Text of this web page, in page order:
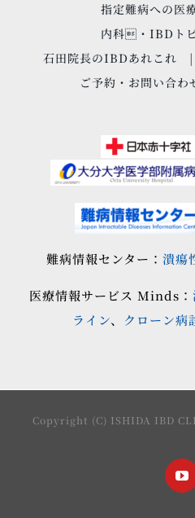
指定難病への医
内科・IBDト
石田院長のIBDあれこれ
ご予約・お問い合わ
難病情報センター： 潰瘍
医療情報サービス Minds：
ライン、 クローン病
Copyright (C) ISHIDA IBD